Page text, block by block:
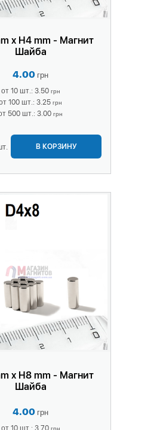
x H4 mm - Магнит
Шайба
4.00 грн
от 10 шт.: 3.50 грн
100 шт.: 3.25 грн
500 шт.: 3.00 грн
В КОРЗИНУ
x H8 mm - Магнит
Шайба
4.00 грн
от 10 шт.: 3.70 грн